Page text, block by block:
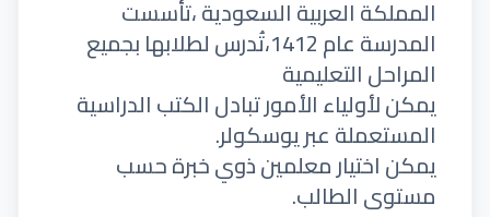
المملكة العربية السعودية ،تأسست
المدرسة عام 1412،تُدرس لطلابها بجميع
المراحل التعليمية
يمكن لأولياء الأمور تبادل الكتب الدراسية
المستعملة عبر يوسكولر.
يمكن اختيار معلمين ذوي خبرة حسب
مستوى الطالب.